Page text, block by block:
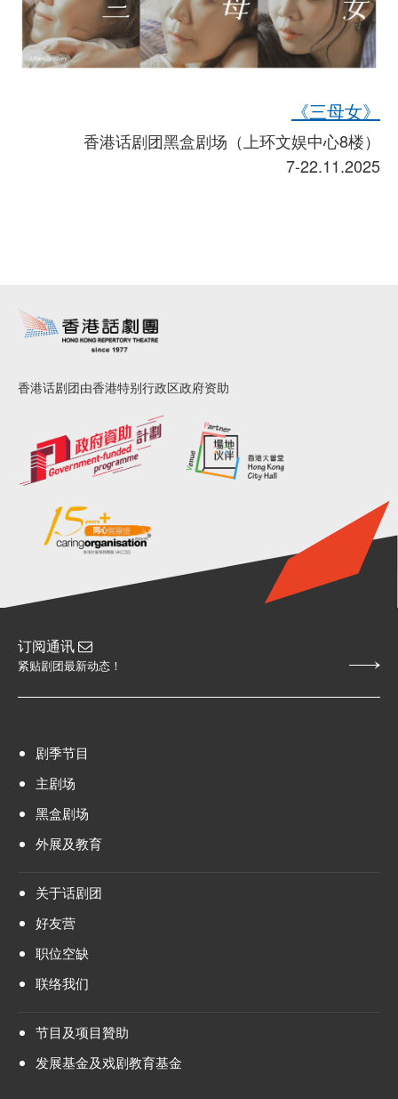
《三母女》
香港话剧团黑盒剧场（上环文娱中心8楼）
7-22.11.2025
香港话剧团由香港特别行政区政府资助
订阅通讯
紧贴剧团最新动态！
剧季节目
主剧场
黑盒剧场
外展及教育
关于话剧团
好友营
职位空缺
联络我们
节目及项目贊助
发展基金及戏剧教育基金